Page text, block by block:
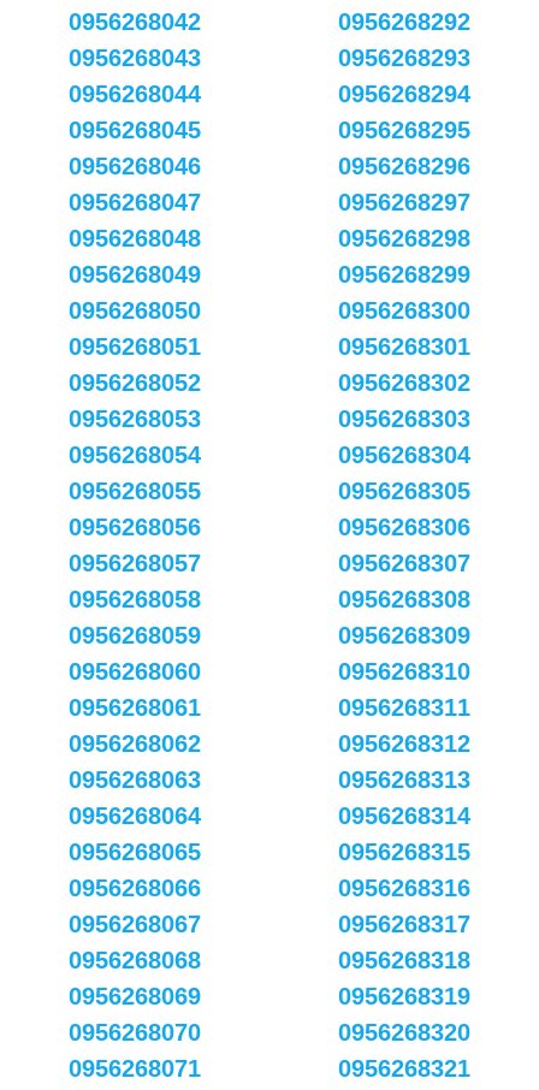
0956268042
0956268043
0956268044
0956268045
0956268046
0956268047
0956268048
0956268049
0956268050
0956268051
0956268052
0956268053
0956268054
0956268055
0956268056
0956268057
0956268058
0956268059
0956268060
0956268061
0956268062
0956268063
0956268064
0956268065
0956268066
0956268067
0956268068
0956268069
0956268070
0956268071
0956268292
0956268293
0956268294
0956268295
0956268296
0956268297
0956268298
0956268299
0956268300
0956268301
0956268302
0956268303
0956268304
0956268305
0956268306
0956268307
0956268308
0956268309
0956268310
0956268311
0956268312
0956268313
0956268314
0956268315
0956268316
0956268317
0956268318
0956268319
0956268320
0956268321